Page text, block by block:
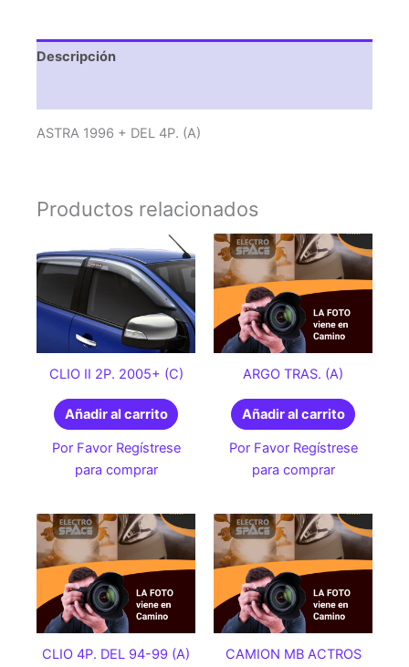
Descripción
ASTRA 1996 + DEL 4P. (A)
Productos relacionados
CLIO II 2P. 2005+ (C)
Añadir al carrito
Por Favor Regístrese
para comprar
ARGO TRAS. (A)
Añadir al carrito
Por Favor Regístrese
para comprar
CLIO 4P. DEL 94-99 (A)
CAMION MB ACTROS